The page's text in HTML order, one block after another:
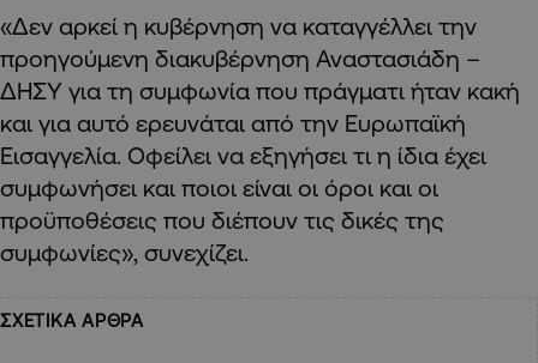
«Δεν αρκεί η κυβέρνηση να καταγγέλλει την
προηγούμενη διακυβέρνηση Αναστασιάδη –
ΔΗΣΥ για τη συμφωνία που πράγματι ήταν κακή
και για αυτό ερευνάται από την Ευρωπαϊκή
Εισαγγελία. Οφείλει να εξηγήσει τι η ίδια έχει
συμφωνήσει και ποιοι είναι οι όροι και οι
προϋποθέσεις που διέπουν τις δικές της
συμφωνίες», συνεχίζει.
ΣΧΕΤΙΚΑ ΑΡΘΡΑ